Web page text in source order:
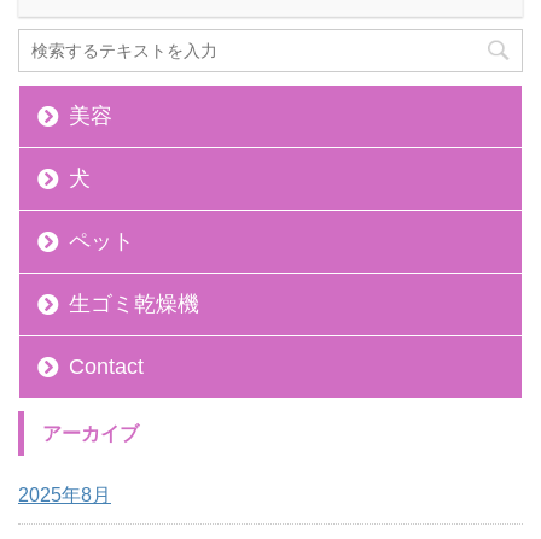
美容
犬
ペット
生ゴミ乾燥機
Contact
アーカイブ
2025年8月